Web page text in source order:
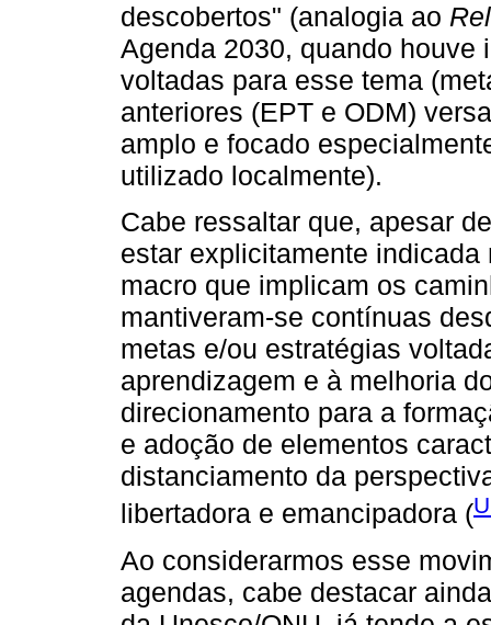
descobertos" (analogia ao
Agenda 2030, quando houve
voltadas para esse tema
anteriores (EPT e ODM)
amplo e focado
utilizado localmente).
Cabe ressaltar que, apesar
estar explicitamente
macro que implicam os
mantiveram-se contínuas
metas e/ou estratégias
aprendizagem e à melhoria
direcionamento para a
e adoção de elementos
distanciamento da
libertadora e emancipadora (
Ao considerarmos esse
agendas, cabe destacar